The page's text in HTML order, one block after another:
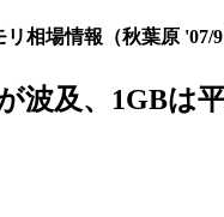
相場情報（秋葉原 '07/
波及、1GBは